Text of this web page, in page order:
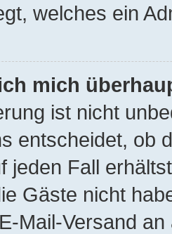
welches ein
mich
ist nicht
entscheidet, ob
jeden Fall
Gäste nicht
Mail-Versand